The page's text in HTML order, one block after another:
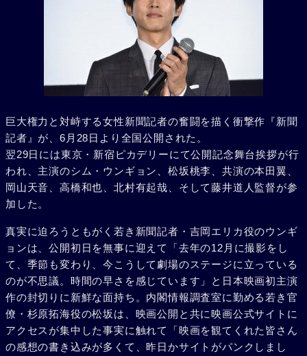
巨大権力と対峙する女性新聞記者の奮闘を描く衝撃作『新聞
記者』が、6月28日より全国公開された。
翌29日には東京・新宿ピカデリーにて公開記念舞台挨拶が行
われ、主演のシム・ウンギョン、松坂桃李、共演の本田翼、
岡山天音、高橋和也、北村有起哉、そして藤井道人監督が参
加した。
真実に迫ろうともがく若き新聞記者・吉岡エリカ役のウンギ
ョンは、公開初日を無事に迎えて「去年の12月に撮影をし
て、季節も変わり、今こうして劇場のステージに立っている
のが不思議。時間の早さを感じています」と日本映画初主演
作の封切りに新鮮な面持ち。内閣情報調査室に勤める若き官
僚・杉原拓海役の松坂は、映画公開と共に映画公式サイトに
アクセスが集中した事実に触れて「映画を観てくれた皆さん
の感想の書き込みが多くて、昨日かサイトがパンクしまし